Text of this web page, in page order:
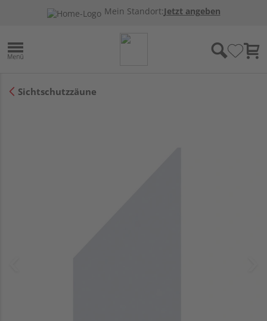
Mein Standort:Jetzt angeben
Sichtschutzzäune